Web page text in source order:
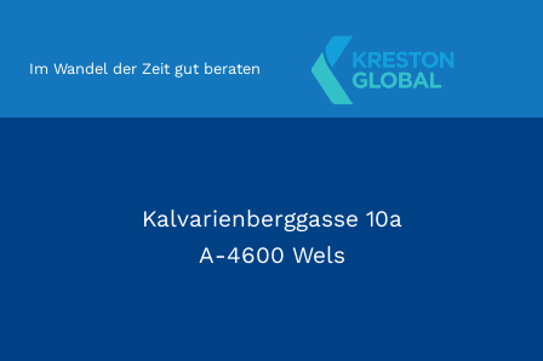
Im Wandel der Zeit gut beraten
Kalvarienberggasse 10a
A-4600 Wels